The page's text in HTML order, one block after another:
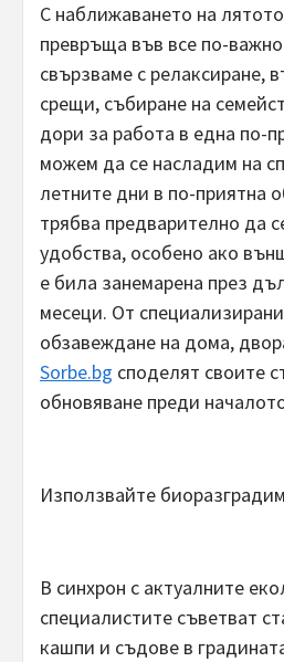
С наближаването на
превръща във все по-
свързваме с релаксиране,
срещи, събиране на
дори за работа в една по-
можем да се насладим на
летните дни в по-приятна
трябва предварително да
удобства, особено ако
е била занемарена през
месеци. От
обзавеждане на дома,
Sorbe.bg споделят своите
обновяване преди
Използвайте
В синхрон с актуалните
специалистите съветват
кашпи и съдове в